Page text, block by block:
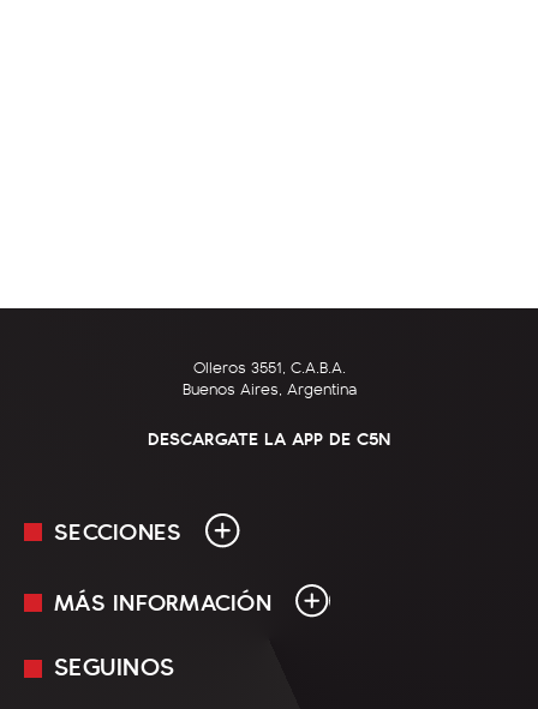
Olleros 3551, C.A.B.A.
Buenos Aires, Argentina
DESCARGATE LA APP DE C5N
SECCIONES
En Vivo
MÁS INFORMACIÓN
Mediakit
SEGUINOS